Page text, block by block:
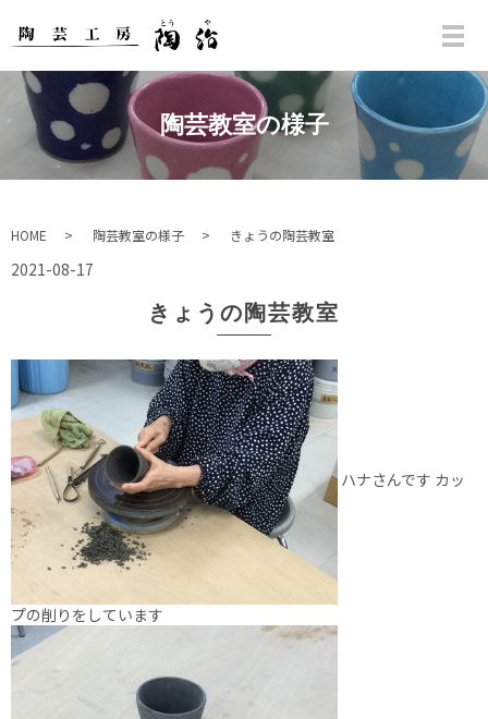
陶芸教室の様子
HOME 陶芸教室の様子 きょうの陶芸教室
2021-08-17
きょうの陶芸教室
ハナさんです カッ
プの削りをしています